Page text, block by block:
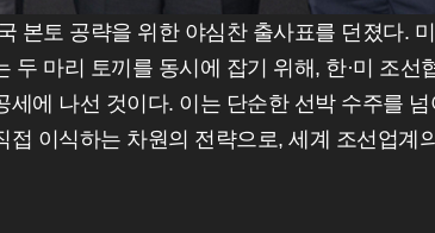
본토 공략을 위한 야심찬 출사표를 던졌다.
두 마리 토끼를 동시에 잡기 위해, 한·미 조선
에 나선 것이다. 이는 단순한 선박 수주를
이식하는 차원의 전략으로, 세계 조선업계